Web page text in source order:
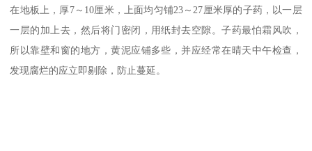
在地板上，厚7～10厘米，上面均匀铺23～27厘米厚的子药，以一层
一层的加上去，然后将门密闭，用纸封去空隙。子药最怕霜风吹，
所以靠壁和窗的地方，黄泥应铺多些，并应经常在晴天中午检查，
发现腐烂的应立即剔除，防止蔓延。